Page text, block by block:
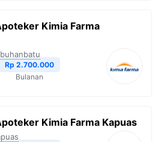
Kimia Farma
Rp 2.700.000
Bulanan
Kimia Farma Kapuas